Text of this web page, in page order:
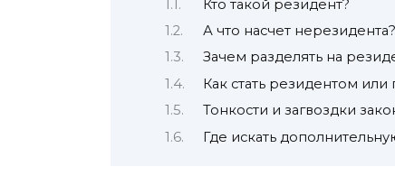
Кто такой резидент?
А что насчет нерезидента?
Зачем разделять на
Как стать резидентом
Тонкости и загвоздки
Где искать